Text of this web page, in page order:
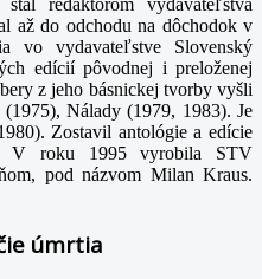
až do odchodu na dôchodok v
vo vydavateľstve Slovenský
edícií pôvodnej i preloženej
z jeho básnickej tvorby vyšli
Nálady (1979, 1983). Je
Zostavil antológie a edície
V roku 1995 vyrobila STV
pod názvom Milan Kraus.
úmrtia